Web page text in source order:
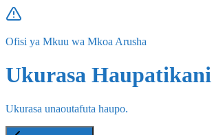
Ofisi ya Mkuu wa Mkoa Arusha
Ukurasa Haupatikani
Ukurasa unaoutafuta haupo.